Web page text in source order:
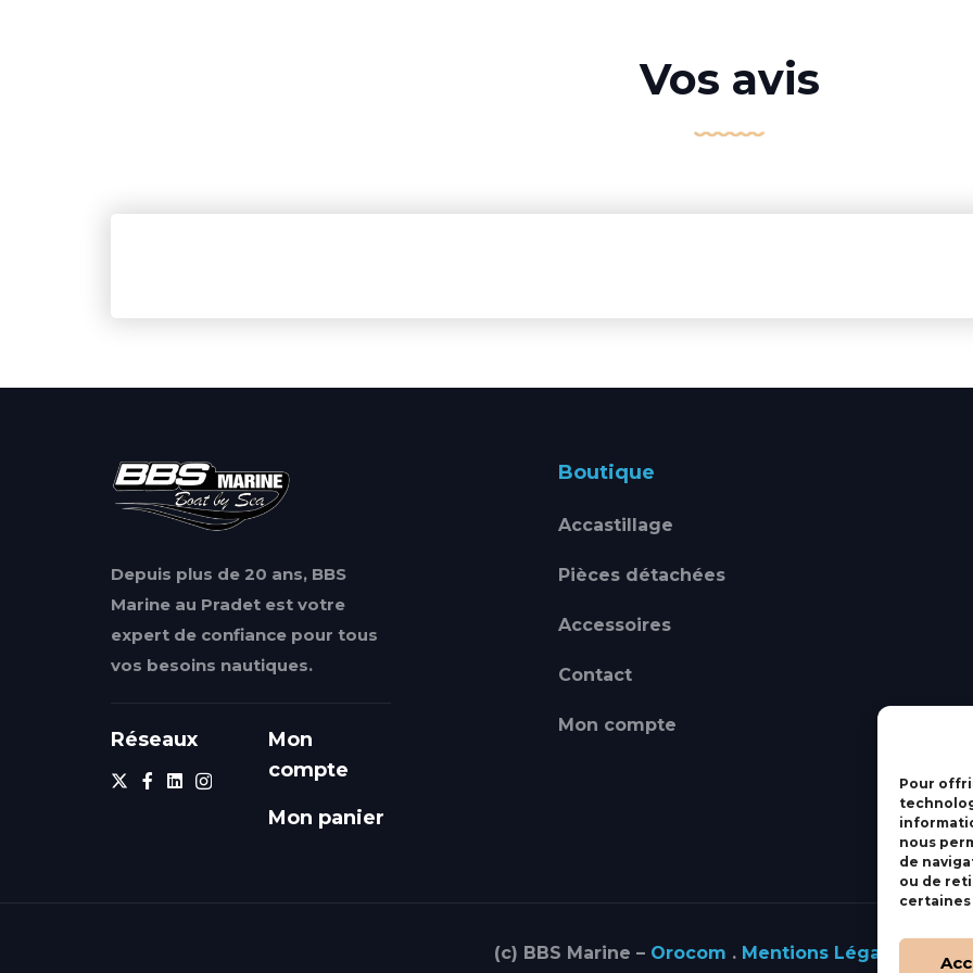
Pour
nous
de
ou de
Vos avis
Depuis plus de 20 ans, BBS
Marine au Pradet est votre
expert de confiance pour tous
vos besoins nautiques.
Réseaux
Mon
compte
Mon panier
Boutique
Accastillage
Pièces détachées
Accessoires
Contact
Mon compte
(c) BBS Marine – Orocom . Mentions Légales C.G.V